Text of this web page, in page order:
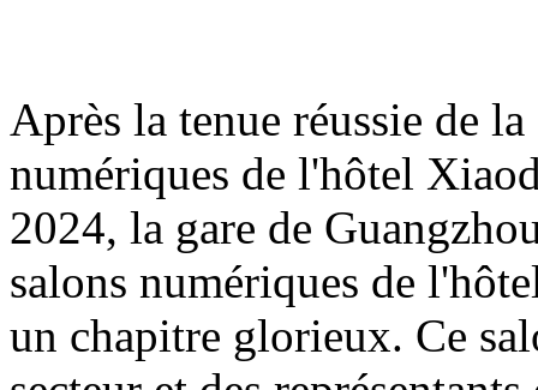
Après la tenue réussie de
numériques de l'hôtel
2024, la gare de
salons numériques de
un chapitre glorieux. Ce